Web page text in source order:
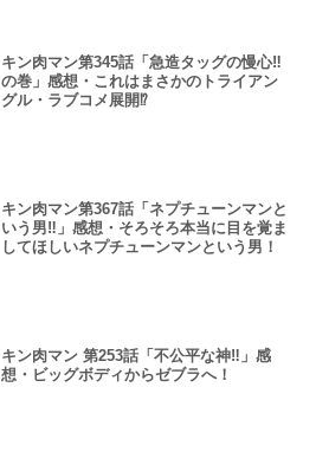
キン肉マン第345話「急造タッグの慢心‼︎
の巻」感想・これはまさかのトライアン
グル・ラブコメ展開⁉︎
キン肉マン第367話「ネプチューンマンと
いう男‼︎」感想・そろそろ本当に目を覚ま
してほしいネプチューンマンという男！
キン肉マン 第253話「不公平な神‼︎」感
想・ビッグボディからゼブラへ！